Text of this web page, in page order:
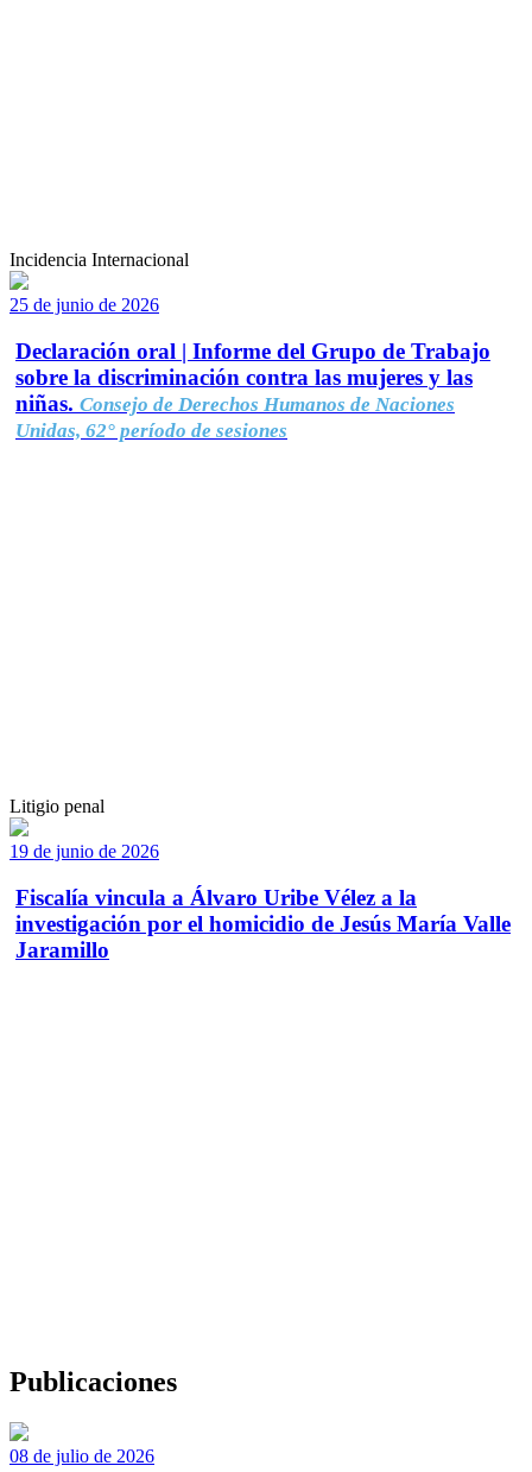
Incidencia Internacional
25 de junio de 2026
Declaración oral | Informe del Grupo de Trabajo
sobre la discriminación contra las mujeres y las
niñas. Consejo de Derechos Humanos de Naciones
Unidas, 62° período de sesiones
Litigio penal
19 de junio de 2026
Fiscalía vincula a Álvaro Uribe Vélez a la
investigación por el homicidio de Jesús María Valle
Jaramillo
Publicaciones
08 de julio de 2026